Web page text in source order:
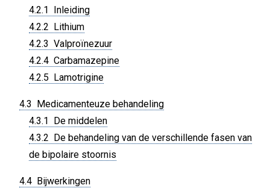
4.2.1 Inleiding
4.2.2 Lithium
4.2.3 Valproïnezuur
4.2.4 Carbamazepine
4.2.5 Lamotrigine
4.3 Medicamenteuze behandeling
4.3.1 De middelen
4.3.2 De behandeling van de verschillende fasen van
de bipolaire stoornis
4.4 Bijwerkingen